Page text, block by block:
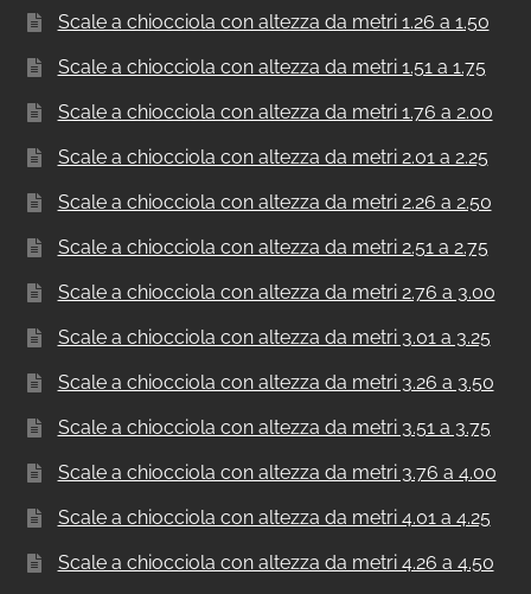
Scale a chiocciola con altezza da metri 1.26 a 1.50
Scale a chiocciola con altezza da metri 1.51 a 1.75
Scale a chiocciola con altezza da metri 1.76 a 2.00
Scale a chiocciola con altezza da metri 2.01 a 2.25
Scale a chiocciola con altezza da metri 2.26 a 2.50
Scale a chiocciola con altezza da metri 2.51 a 2.75
Scale a chiocciola con altezza da metri 2.76 a 3.00
Scale a chiocciola con altezza da metri 3.01 a 3.25
Scale a chiocciola con altezza da metri 3.26 a 3.50
Scale a chiocciola con altezza da metri 3.51 a 3.75
Scale a chiocciola con altezza da metri 3.76 a 4.00
Scale a chiocciola con altezza da metri 4.01 a 4.25
Scale a chiocciola con altezza da metri 4.26 a 4.50